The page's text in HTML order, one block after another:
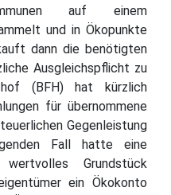
auf einem
und in Ökopunkte
dann die benötigten
Ausgleichspflicht zu
(BFH) hat kürzlich
für übernommene
Gegenleistung
Fall hatte eine
Grundstück
ein Ökokonto